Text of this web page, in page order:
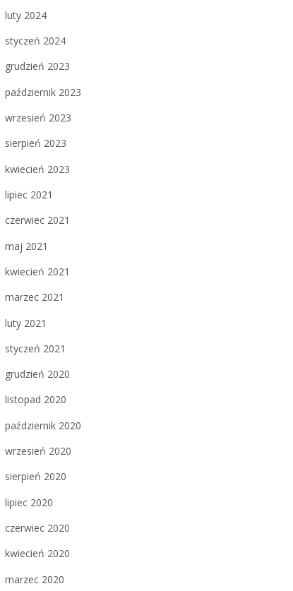
luty 2024
styczeń 2024
grudzień 2023
październik 2023
wrzesień 2023
sierpień 2023
kwiecień 2023
lipiec 2021
czerwiec 2021
maj 2021
kwiecień 2021
marzec 2021
luty 2021
styczeń 2021
grudzień 2020
listopad 2020
październik 2020
wrzesień 2020
sierpień 2020
lipiec 2020
czerwiec 2020
kwiecień 2020
marzec 2020